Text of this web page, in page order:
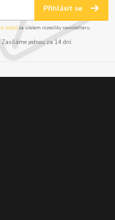
Přihlásit se
údajůza účelem rozesílky newsletteru.
Zasíláme jednou za 14 dní.